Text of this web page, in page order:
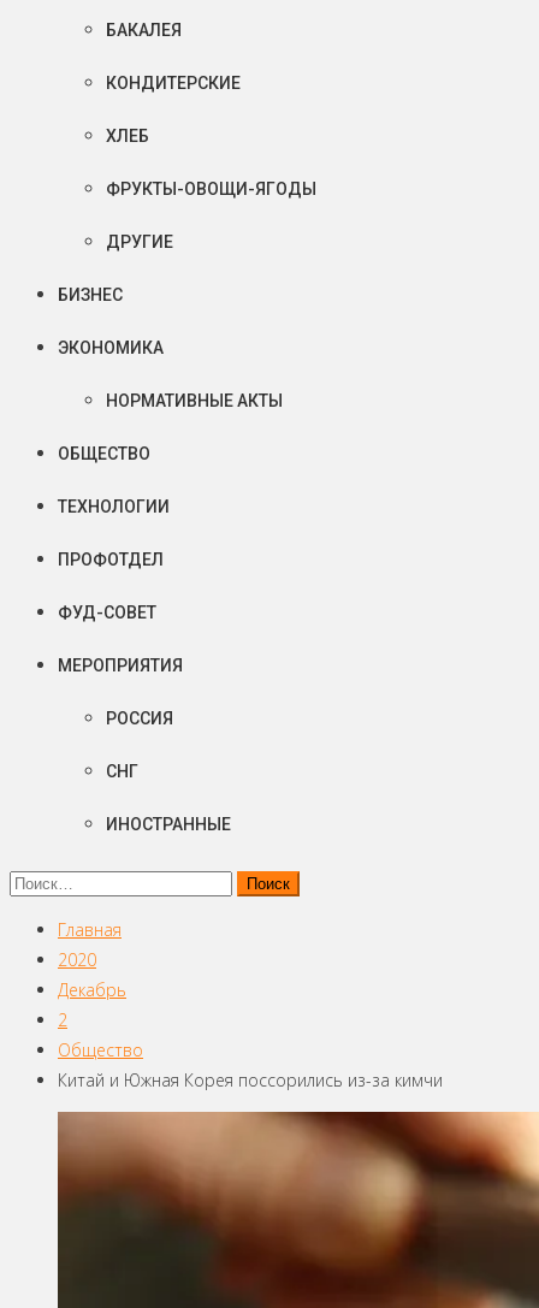
БАКАЛЕЯ
КОНДИТЕРСКИЕ
ХЛЕБ
ФРУКТЫ-ОВОЩИ-ЯГОДЫ
ДРУГИЕ
БИЗНЕС
ЭКОНОМИКА
НОРМАТИВНЫЕ АКТЫ
ОБЩЕСТВО
ТЕХНОЛОГИИ
ПРОФОТДЕЛ
ФУД-СОВЕТ
МЕРОПРИЯТИЯ
РОССИЯ
СНГ
ИНОСТРАННЫЕ
Найти:
Главная
2020
Декабрь
2
Общество
Китай и Южная Корея поссорились из-за кимчи